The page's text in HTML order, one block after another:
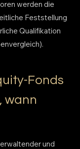
werden die
Feststellung
Qualifikation
Fonds
wann
und